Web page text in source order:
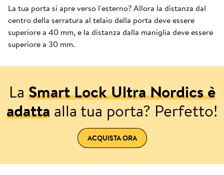
La tua porta si apre verso l'esterno? Allora la distanza dal
centro della serratura al telaio della porta deve essere
superiore a 40 mm, e la distanza dalla maniglia deve essere
superiore a 30 mm.
La Smart Lock Ultra Nordics è
adattaalla tua porta? Perfetto!
ACQUISTA ORA